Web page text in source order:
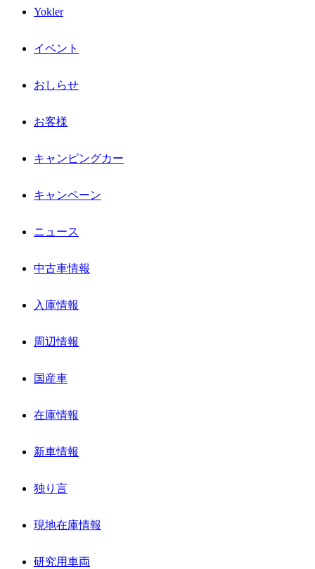
Yokler
イベント
おしらせ
お客様
キャンピングカー
キャンペーン
ニュース
中古車情報
入庫情報
周辺情報
国産車
在庫情報
新車情報
独り言
現地在庫情報
研究用車両